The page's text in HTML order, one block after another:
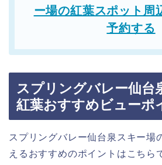
ー場の紅葉スポット周
予約する
スプリングバレー仙台
紅葉おすすめビューポ
スプリングバレー仙台泉スキー場
えるおすすめのポイントはこちら